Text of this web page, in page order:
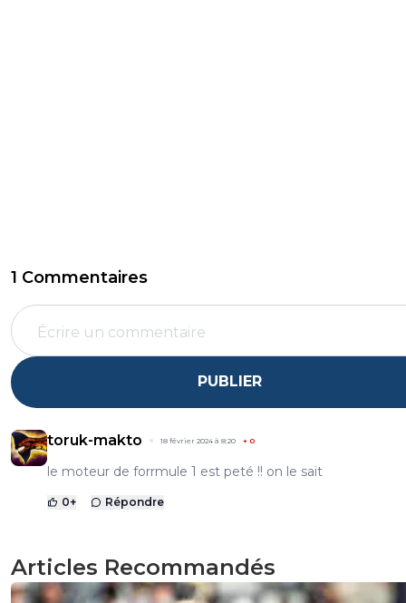
1 Commentaires
PUBLIER
toruk-makto 18 février 2024 à 8:20 + 0
le moteur de forrmule 1 est peté !! on le sait
0+ Répondre
Articles Recommandés